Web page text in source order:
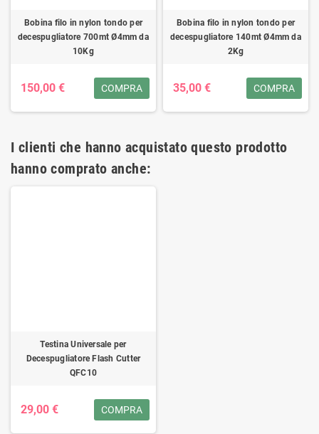
Bobina filo in nylon tondo per
decespugliatore 700mt Ø4mm da
10Kg
150,00 € COMPRA
Bobina filo in nylon tondo per
decespugliatore 140mt Ø4mm da
2Kg
35,00 € COMPRA
I clienti che hanno acquistato questo prodotto
hanno comprato anche:
Testina Universale per
Decespugliatore Flash Cutter
QFC10
29,00 € COMPRA